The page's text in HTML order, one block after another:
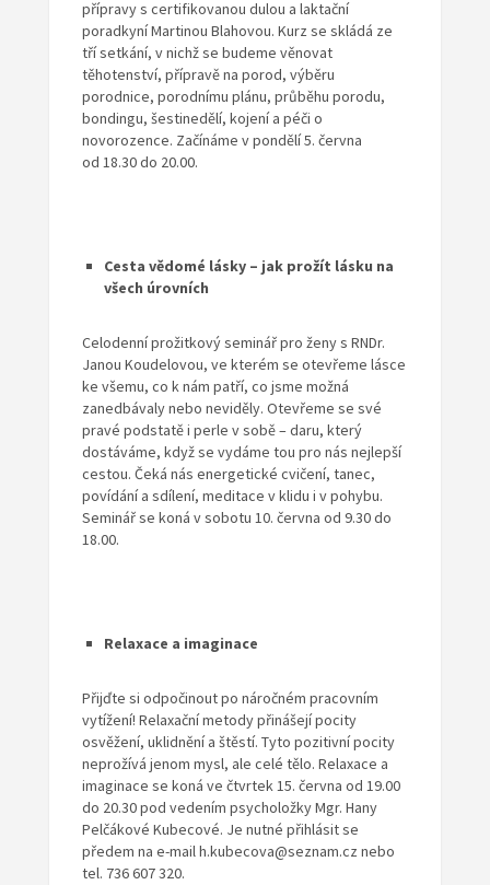
přípravy s certifikovanou dulou a laktační
poradkyní Martinou Blahovou. Kurz se skládá ze
tří setkání, v nichž se budeme věnovat
těhotenství, přípravě na porod, výběru
porodnice, porodnímu plánu, průběhu porodu,
bondingu, šestinedělí, kojení a péči o
novorozence. Začínáme v pondělí 5. června
od 18.30 do 20.00.
Cesta vědomé lásky – jak prožít lásku na
všech úrovních
Celodenní prožitkový seminář pro ženy s RNDr.
Janou Koudelovou, ve kterém se otevřeme lásce
ke všemu, co k nám patří, co jsme možná
zanedbávaly nebo neviděly. Otevřeme se své
pravé podstatě i perle v sobě – daru, který
dostáváme, když se vydáme tou pro nás nejlepší
cestou. Čeká nás energetické cvičení, tanec,
povídání a sdílení, meditace v klidu i v pohybu.
Seminář se koná v sobotu 10. června od 9.30 do
18.00.
Relaxace a imaginace
Přijďte si odpočinout po náročném pracovním
vytížení! Relaxační metody přinášejí pocity
osvěžení, uklidnění a štěstí. Tyto pozitivní pocity
neprožívá jenom mysl, ale celé tělo. Relaxace a
imaginace se koná ve čtvrtek 15. června od 19.00
do 20.30 pod vedením psycholožky Mgr. Hany
Pelčákové Kubecové. Je nutné přihlásit se
předem na e-mail h.kubecova@seznam.cz nebo
tel. 736 607 320.